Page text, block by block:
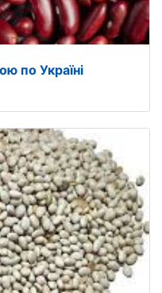
по Україні